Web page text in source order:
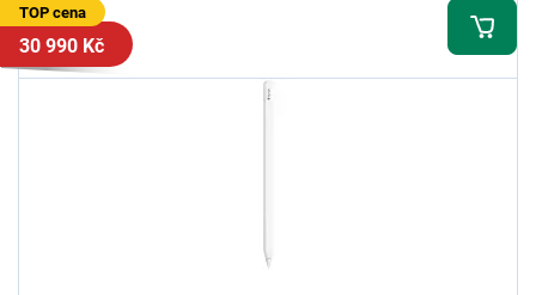
TOP cena
30 990 Kč